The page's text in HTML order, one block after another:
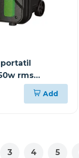
portatil
rms
Add
3 4 5